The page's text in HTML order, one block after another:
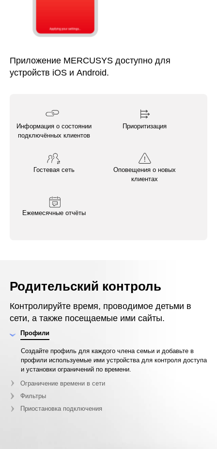
Приложение MERCUSYS доступно для
устройств iOS и Android.
Информация о состоянии
подключённых клиентов
Приоритизация
Гостевая сеть
Оповещения о новых
клиентах
Ежемесячные отчёты
Родительский контроль
Контролируйте время, проводимое детьми в
сети, а также посещаемые ими сайты.
Профили
Создайте профиль для каждого члена семьи и добавьте в
профили используемые ими устройства для контроля доступа
и установки ограничений по времени.
Ограничение времени в сети
Фильтры
Приостановка подключения